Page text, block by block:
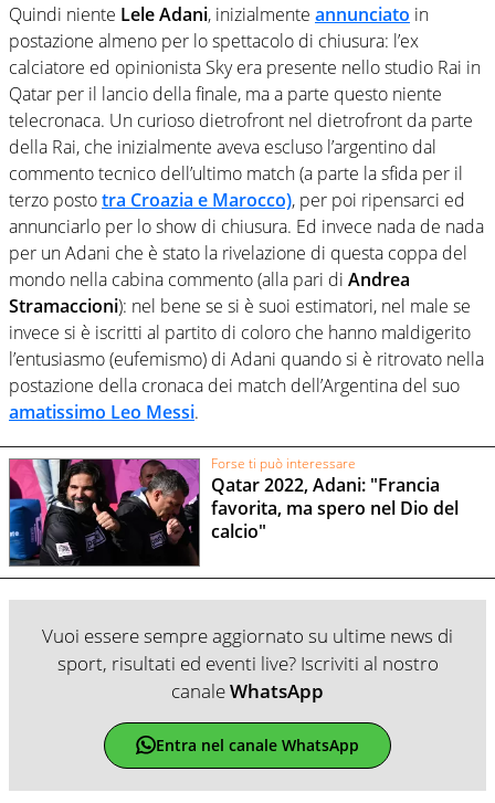
Quindi niente Lele Adani, inizialmente annunciato in
postazione almeno per lo spettacolo di chiusura: l’ex
calciatore ed opinionista Sky era presente nello studio Rai in
Qatar per il lancio della finale, ma a parte questo niente
telecronaca. Un curioso dietrofront nel dietrofront da parte
della Rai, che inizialmente aveva escluso l’argentino dal
commento tecnico dell’ultimo match (a parte la sfida per il
terzo postotra Croazia e Marocco), per poi ripensarci ed
annunciarlo per lo show di chiusura. Ed invece nada de nada
per un Adani che è stato la rivelazione di questa coppa del
mondo nella cabina commento (alla pari di Andrea
Stramaccioni): nel bene se si è suoi estimatori, nel male se
invece si è iscritti al partito di coloro che hanno maldigerito
l’entusiasmo (eufemismo) di Adani quando si è ritrovato nella
postazione della cronaca dei match dell’Argentina del suo
amatissimo Leo Messi.
Forse ti può interessare
Qatar 2022, Adani: "Francia
favorita, ma spero nel Dio del
calcio"
Vuoi essere sempre aggiornato su ultime news di
sport, risultati ed eventi live? Iscriviti al nostro
canaleWhatsApp
Entra nel canale WhatsApp